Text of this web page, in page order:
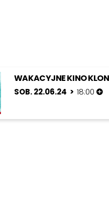
WAKACYJNE KINO
SOB. 22.06.24 > 18:00